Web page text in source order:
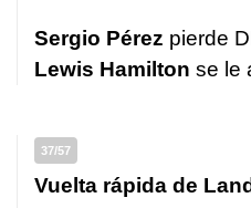
Sergio Pérez pierde
Lewis Hamilton se le
37/57
Vuelta rápida de